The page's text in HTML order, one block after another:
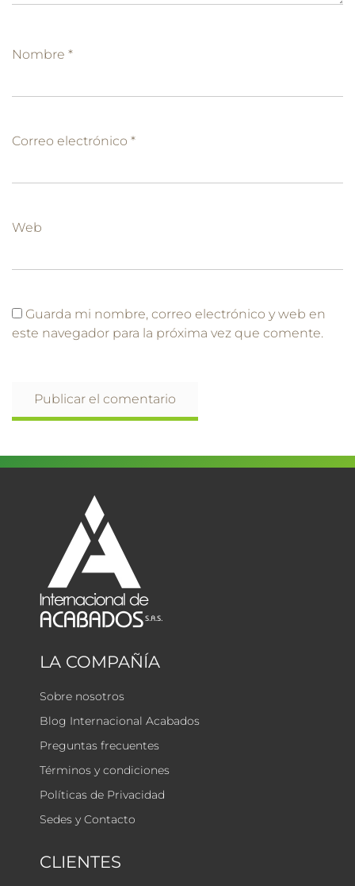
Nombre *
Correo electrónico *
Web
Guarda mi nombre, correo electrónico y web en
este navegador para la próxima vez que comente.
LA COMPAÑÍA
Sobre nosotros
Blog Internacional Acabados
Preguntas frecuentes
Términos y condiciones
Políticas de Privacidad
Sedes y Contacto
CLIENTES